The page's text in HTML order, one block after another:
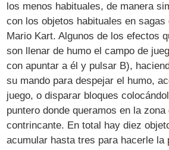
los menos habituales, de manera
con los objetos habituales en sagas
Mario Kart. Algunos de los efectos
son llenar de humo el campo de
con apuntar a él y pulsar B),
su mando para despejar el humo,
juego, o disparar bloques
puntero donde queramos en la zona
contrincante. En total hay diez
acumular hasta tres para hacerle la